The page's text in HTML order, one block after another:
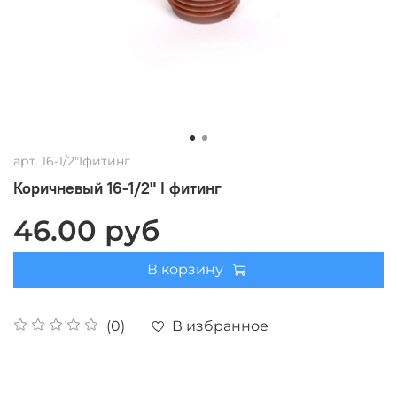
арт. 16-1/2"Iфитинг
Коричневый 16-1/2" I фитинг
(0) В избранное
46.00 руб
В корзину